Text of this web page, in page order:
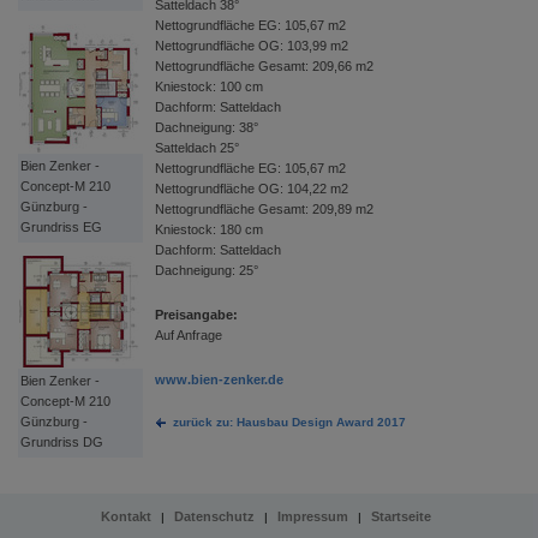
Bien Zenker -
Concept-M 210
Günzburg -
Grundriss EG
Bien Zenker -
Concept-M 210
Günzburg -
Grundriss DG
Satteldach 38°
Nettogrundfläche EG: 105,67 m2
Nettogrundfläche OG: 103,99 m2
Nettogrundfläche Gesamt: 209,66 m2
Kniestock: 100 cm
Dachform: Satteldach
Dachneigung: 38°
Satteldach 25°
Nettogrundfläche EG: 105,67 m2
Nettogrundfläche OG: 104,22 m2
Nettogrundfläche Gesamt: 209,89 m2
Kniestock: 180 cm
Dachform: Satteldach
Dachneigung: 25°
Preisangabe:
Auf Anfrage
www.bien-zenker.de
zurück zu: Hausbau Design Award 2017
Kontakt | Datenschutz | Impressum | Startseite